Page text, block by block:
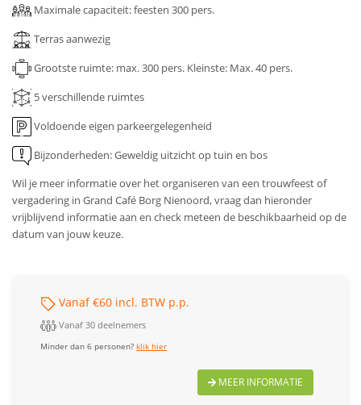
Maximale capaciteit: feesten 300 pers.
Terras aanwezig
Grootste ruimte: max. 300 pers. Kleinste: Max. 40 pers.
5 verschillende ruimtes
Voldoende eigen parkeergelegenheid
Bijzonderheden: Geweldig uitzicht op tuin en bos
Wil je meer informatie over het organiseren van een trouwfeest of
vergadering in Grand Café Borg Nienoord, vraag dan hieronder
vrijblijvend informatie aan en check meteen de beschikbaarheid op de
datum van jouw keuze.
Vanaf €60 incl. BTW p.p.
Vanaf 30 deelnemers
Minder dan 6 personen?klik hier
MEER INFORMATIE